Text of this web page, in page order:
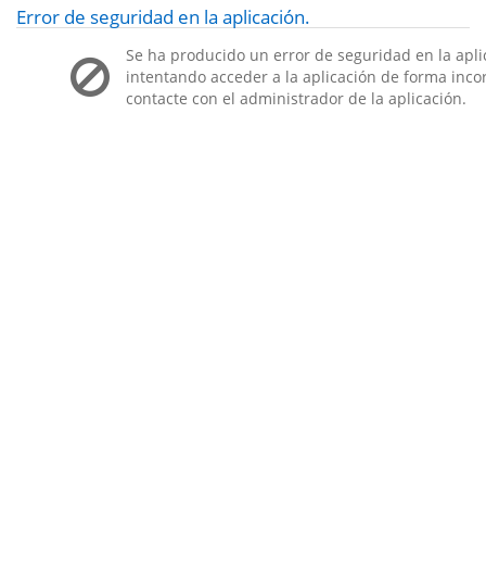
Error de seguridad en la aplicación.
Se ha producido un error de seguridad en la
intentando acceder a la aplicación de forma
contacte con el administrador de la aplicación.